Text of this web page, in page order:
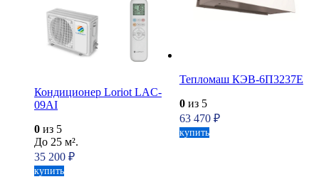
Кондиционер Loriot LAC-
09AI
0 из 5
До 25 м².
35 200 ₽
купить
Тепломаш КЭВ-6П3237Е
0из 5
63 470 ₽
купить